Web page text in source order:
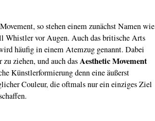
so stehen einem zunächst Namen wie
Whistler vor Augen. Auch das britische Arts
häufig in einem Atemzug genannt. Dabei
ziehen, und auch dasAesthetic Movement
Künstlerformierung denn eine äußerst
Couleur, die oftmals nur ein einziges Ziel